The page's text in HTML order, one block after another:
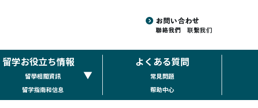
留学お役立ち情報
▼
留學相關資訊
留学指南和信息
よくある質問
常見問題
帮助中心